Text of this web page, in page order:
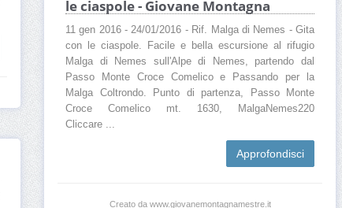
le ciaspole - Giovane Montagna
11 gen 2016 - 24/01/2016 - Rif. Malga di Nemes - Gita
con le ciaspole. Facile e bella escursione al rifugio
Malga di Nemes sull'Alpe di Nemes, partendo dal
Passo Monte Croce Comelico e Passando per la
Malga Coltrondo. Punto di partenza, Passo Monte
Croce Comelico mt. 1630, MalgaNemes220
Cliccare ...
Approfondisci
Creato da www.giovanemontagnamestre.it